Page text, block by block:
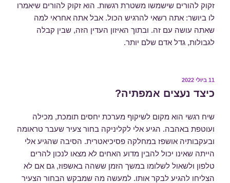
זקוק להורים שישמשו משטרת רגשות. הוא זקוק להורים שיאמרו
לו ביושר: אתה רשאי להרגיש הכול. אבל אתה אחראי למה
שאתה עושה עם זה. ובתוך האיזון העדין הזה, שבין קבלה
לגבולות, גדל אדם שלם יותר.
פורסם
11 ביולי 2022
כיצד נעצים אמפתיה?
שיח רגשי הוא מקום לשיקוף מערכת יחסים תומכת, מכילה
ועוטפת באהבה. הגיע אלי לקליניקה בחור צעיר שעבר טראומה
ובעקבותיה אושפז במחלקה פסיכיאטרית. הסיבה שהגיע אלי
הייתה שאינו יכול להבין מדוע האחים לא מצאו לנכון להרים
טלפון ולשאול לשלומו במשך הזמן ששהה באשפוז, גם אם לא
הצליחו להגיע לבקר אותו. למעשה מה שמבקש הבחור הצעיר